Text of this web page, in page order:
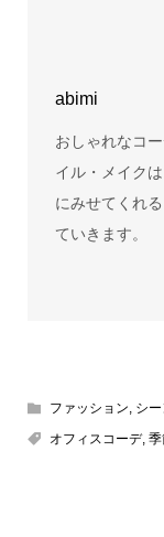
abimi
おしゃれなコ
イル・メイク
にみせてくれ
ていきます。
ファッション シ
オフィスコーデ,